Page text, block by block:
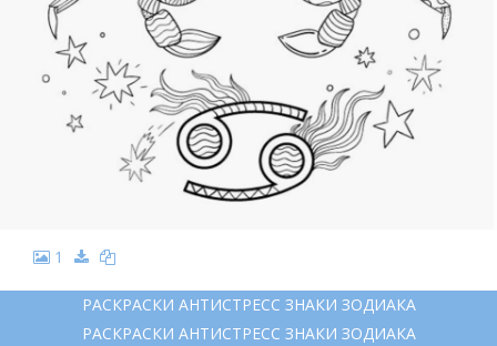
1
РАСКРАСКИ АНТИСТРЕСС ЗНАКИ ЗОДИАКА
РАСКРАСКИ АНТИСТРЕСС ЗНАКИ ЗОДИАКА